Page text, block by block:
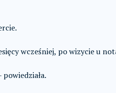
wcześniej, po wizycie u